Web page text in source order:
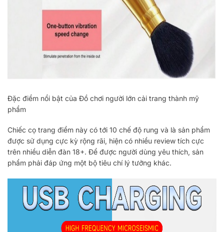
Đặc điểm nổi bật của Đồ chơi người lớn cải trang thành mỹ
phẩm
Chiếc cọ trang điểm này có tới 10 chế độ rung và là sản phẩm
được sử dụng cực kỳ rộng rãi, hiện có nhiều review tích cực
trên nhiều diễn đàn 18+. Để được người dùng yêu thích, sản
phẩm phải đáp ứng một bộ tiêu chí lý tưởng khác.